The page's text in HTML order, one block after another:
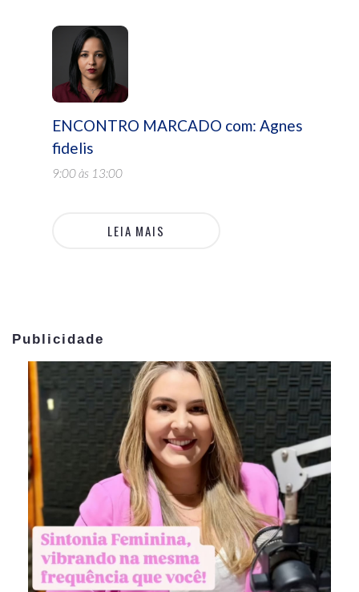
ENCONTRO MARCADO com: Agnes
fidelis
9:00 às 13:00
LEIA MAIS
Publicidade